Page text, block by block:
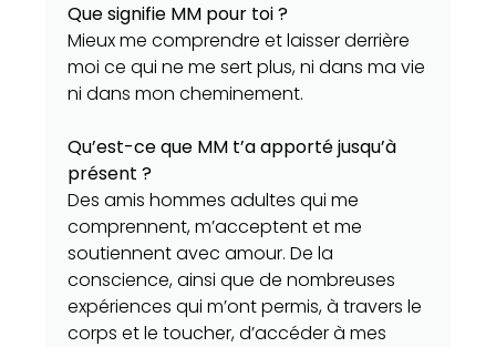
Que signifie MM pour toi ?
Mieux me comprendre et laisser derrière
moi ce qui ne me sert plus, ni dans ma vie
ni dans mon cheminement.
Qu’est-ce que MM t’a apporté jusqu’à
présent ?
Des amis hommes adultes qui me
comprennent, m’acceptent et me
soutiennent avec amour. De la
conscience, ainsi que de nombreuses
expériences qui m’ont permis, à travers le
corps et le toucher, d’accéder à mes